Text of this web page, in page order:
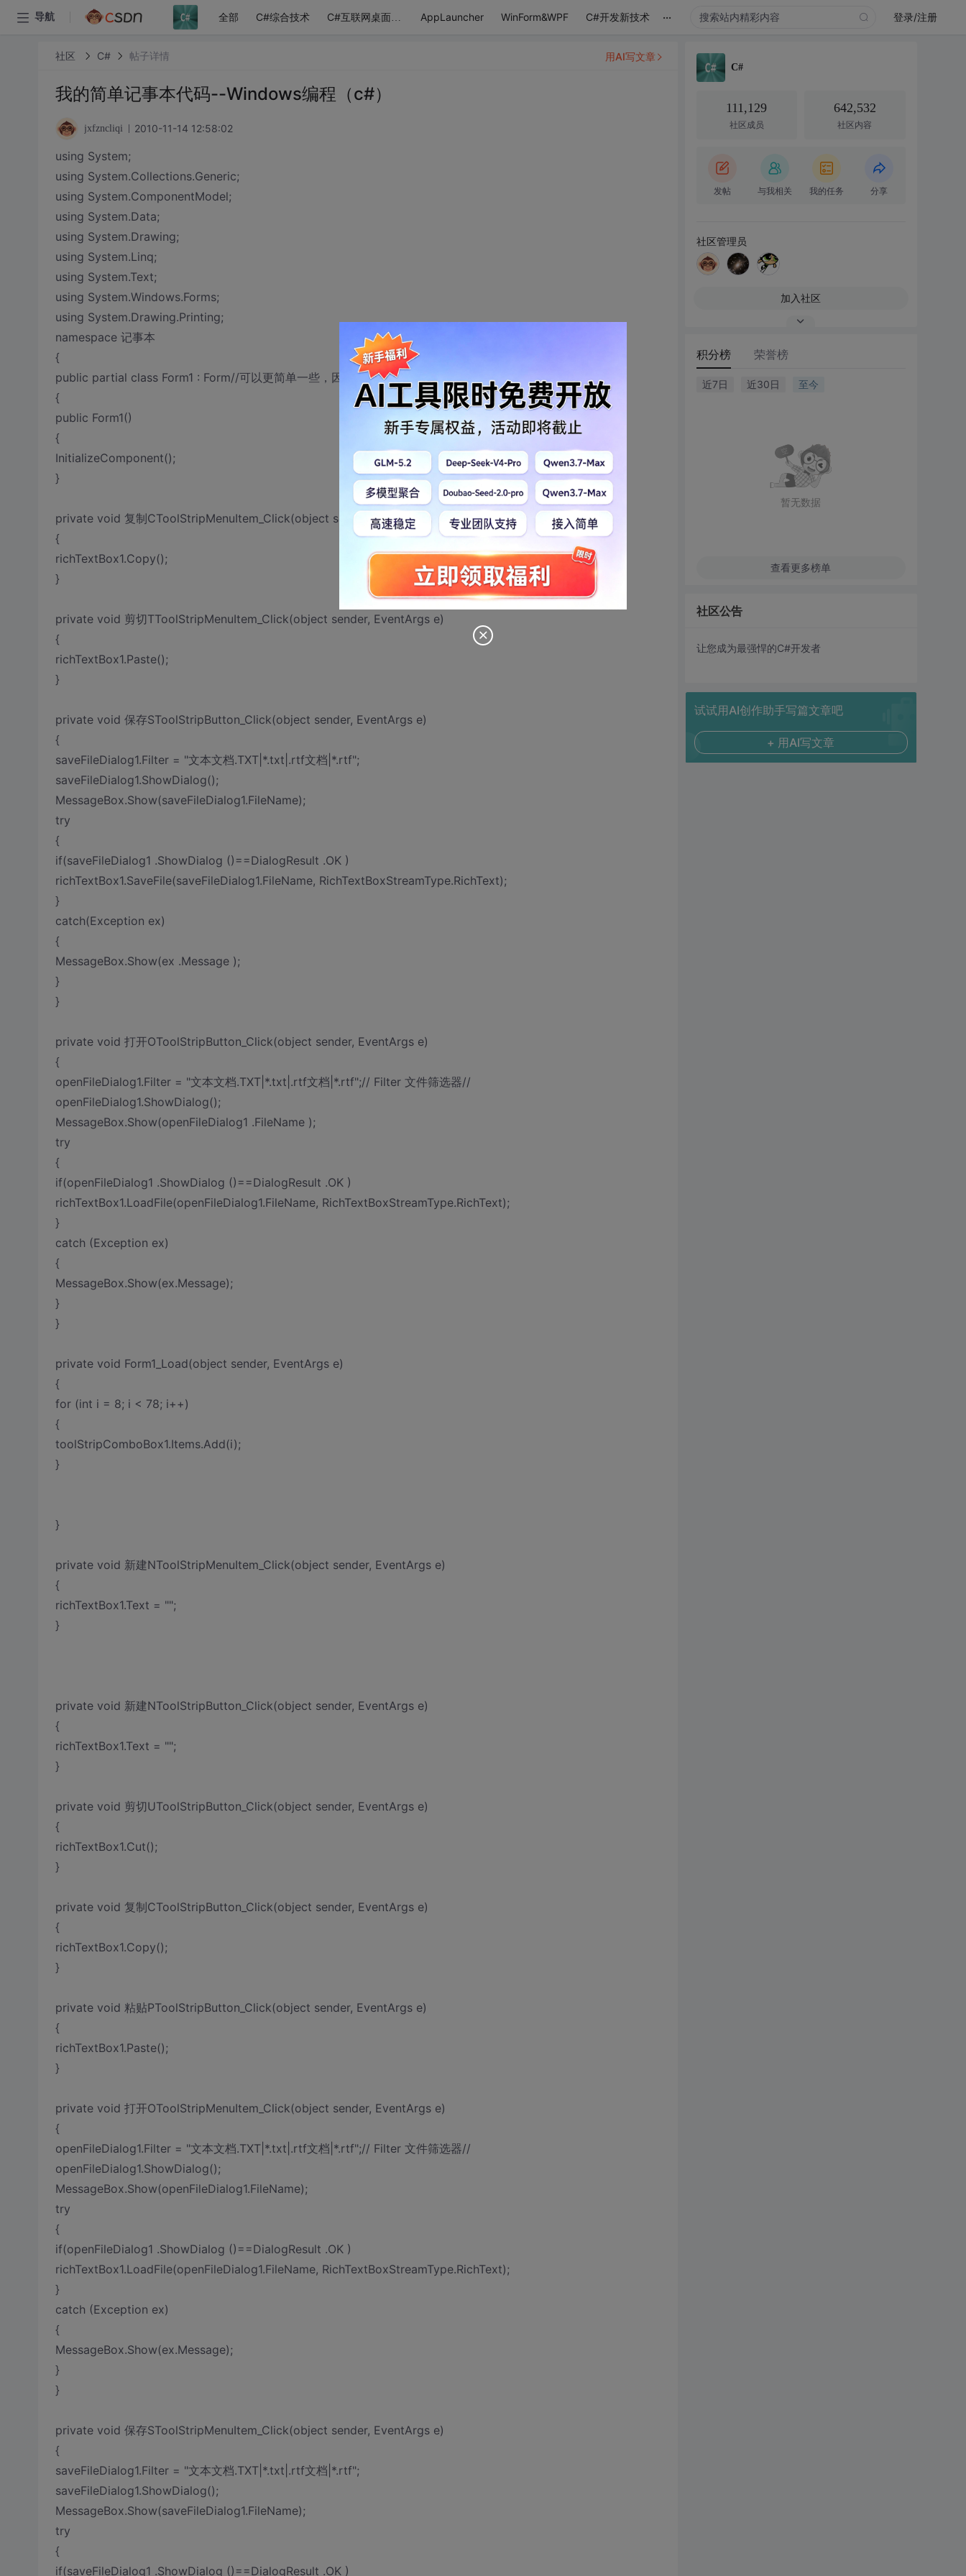
导航 全部 C#综合技术 C#互联网桌面应用 AppLauncher WinForm&WPF C#开发新技术 ... 登录/注册
社区 C# 帖子详情
我的简单记事本代码--Windows编程（c#）
jxfzncliqi 2010-11-14 12:58:02
using System;
using System.Collections.Generic;
using System.ComponentModel;
using System.Data;
using System.Drawing;
using System.Linq;
using System.Text;
using System.Windows.Forms;
using System.Drawing.Printing;
namespace 记事本
{
public partial class Form1 : Form//可以更简单一些，因为有些操作是重复了的//
{
public Form1()
{
InitializeComponent();
}
private void 复制CToolStripMenuItem_Click(object sender, EventArgs e)
{
richTextBox1.Copy();
}
private void 剪切TToolStripMenuItem_Click(object sender, EventArgs e)
{
richTextBox1.Paste();
}
private void 保存SToolStripButton_Click(object sender, EventArgs e)
{
saveFileDialog1.Filter = "文本文档.TXT|*.txt|.rtf文档|*.rtf";
saveFileDialog1.ShowDialog();
MessageBox.Show(saveFileDialog1.FileName);
try
{
if(saveFileDialog1 .ShowDialog ()==DialogResult .OK )
richTextBox1.SaveFile(saveFileDialog1.FileName, RichTextBoxStreamType.RichText);
}
catch(Exception ex)
{
MessageBox.Show(ex .Message );
}
}
private void 打开OToolStripButton_Click(object sender, EventArgs e)
{
openFileDialog1.Filter = "文本文档.TXT|*.txt|.rtf文档|*.rtf";// Filter 文件筛选器//
openFileDialog1.ShowDialog();
MessageBox.Show(openFileDialog1 .FileName );
try
{
if(openFileDialog1 .ShowDialog ()==DialogResult .OK )
richTextBox1.LoadFile(openFileDialog1.FileName, RichTextBoxStreamType.RichText);
}
catch (Exception ex)
{
MessageBox.Show(ex.Message);
}
}
private void Form1_Load(object sender, EventArgs e)
{
for (int i = 8; i < 78; i++)
{
toolStripComboBox1.Items.Add(i);
}
}
private void 新建NToolStripMenuItem_Click(object sender, EventArgs e)
{
richTextBox1.Text = "";
}
private void 新建NToolStripButton_Click(object sender, EventArgs e)
{
richTextBox1.Text = "";
}
private void 剪切UToolStripButton_Click(object sender, EventArgs e)
{
richTextBox1.Cut();
}
private void 复制CToolStripButton_Click(object sender, EventArgs e)
{
richTextBox1.Copy();
}
private void 粘贴PToolStripButton_Click(object sender, EventArgs e)
{
richTextBox1.Paste();
}
private void 打开OToolStripMenuItem_Click(object sender, EventArgs e)
{
openFileDialog1.Filter = "文本文档.TXT|*.txt|.rtf文档|*.rtf";// Filter 文件筛选器//
openFileDialog1.ShowDialog();
MessageBox.Show(openFileDialog1.FileName);
try
{
if(openFileDialog1 .ShowDialog ()==DialogResult .OK )
richTextBox1.LoadFile(openFileDialog1.FileName, RichTextBoxStreamType.RichText);
}
catch (Exception ex)
{
MessageBox.Show(ex.Message);
}
}
private void 保存SToolStripMenuItem_Click(object sender, EventArgs e)
{
saveFileDialog1.Filter = "文本文档.TXT|*.txt|.rtf文档|*.rtf";
saveFileDialog1.ShowDialog();
MessageBox.Show(saveFileDialog1.FileName);
try
{
if(saveFileDialog1 .ShowDialog ()==DialogResult .OK )
用AI写文章
C#
111,129
社区成员
642,532
社区内容
发帖 与我相关 我的任务 分享
社区管理员
加入社区
积分榜 荣誉榜
近7日 近30日 至今
暂无数据
查看更多榜单
社区公告
让您成为最强悍的C#开发者
试试用AI创作助手写篇文章吧
+ 用AI写文章